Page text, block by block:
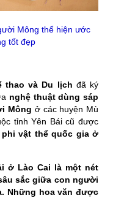
Mông thể hiện ước
tốt đẹp
thao và Du lịch đã ký
nghệ thuật dùng sáp
Mông ở các huyện Mù
tỉnh Yên Bái cũ được
phi vật thể quốc gia ở
ở Lào Cai là một nét
sắc giữa con người
Những hoa văn được